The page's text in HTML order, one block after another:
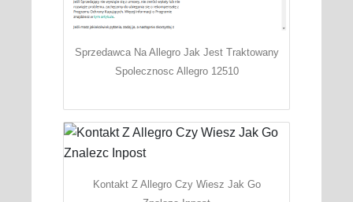
Sprzedawca Na Allegro Jak Jest Traktowany
Spolecznosc Allegro 12510
Kontakt Z Allegro Czy Wiesz Jak Go